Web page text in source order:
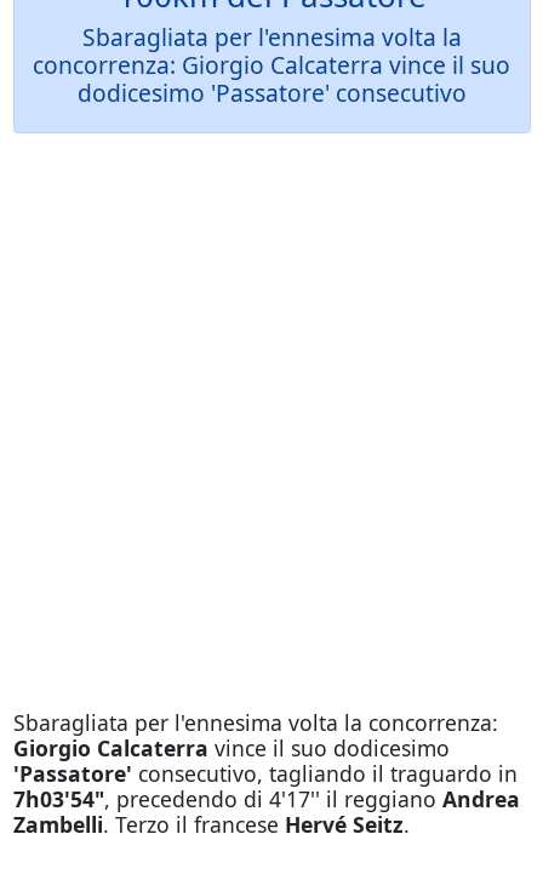
Sbaragliata per l'ennesima volta la
concorrenza: Giorgio Calcaterra vince il suo
dodicesimo 'Passatore' consecutivo
Sbaragliata per l'ennesima volta la concorrenza:
Giorgio Calcaterra vince il suo dodicesimo
'Passatore' consecutivo, tagliando il traguardo in
7h03'54", precedendo di 4'17'' il reggiano Andrea
Zambelli. Terzo il francese Hervé Seitz.